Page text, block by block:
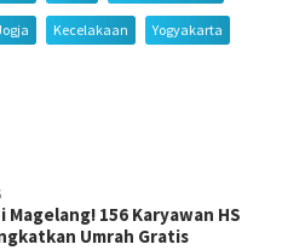
Kecelakaan Yogyakarta
Magelang! 156 Karyawan HS
Umrah Gratis